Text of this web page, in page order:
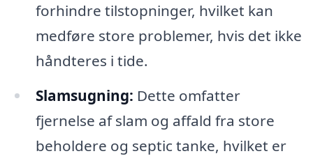
forhindre tilstopninger, hvilket kan
medføre store problemer, hvis det ikke
håndteres i tide.
Slamsugning: Dette omfatter
fjernelse af slam og affald fra store
beholdere og septic tanke, hvilket er